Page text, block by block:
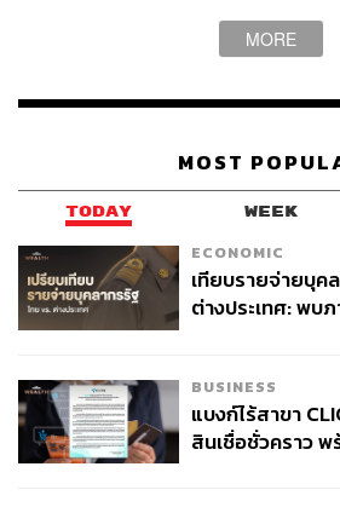
ความสำเร็จอย่างงดงามทั้งด้านรายไ
สร้างเพียง 92 ล้านเหรียญสหรัฐ พร้อม
เยี่ยม และบทภาพยนตร์ดั้งเดิมยอดเยี่ย
รางวัลสาขาแอนิเมชันยอดเยี่ยมมาได้
MORE
MOST
TODAY WEEK
ECONOMIC
เทียบรายจ่ายบุค
ต่างประเทศ: พบ
BUSINESS
แบงก์ไร้สาขา
สินเชื่อชั่วคราว